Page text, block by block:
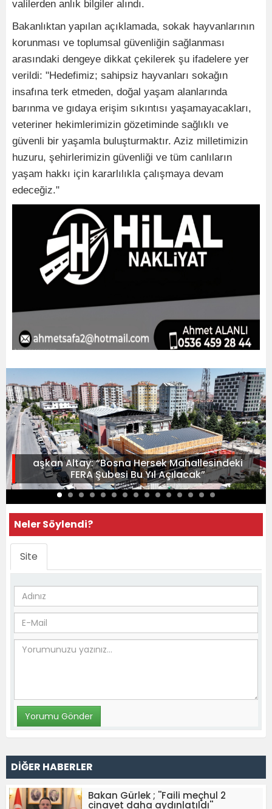
valilerden anlık bilgiler alındı.
Bakanlıktan yapılan açıklamada, sokak hayvanlarının
korunması ve toplumsal güvenliğin sağlanması
arasındaki dengeye dikkat çekilerek şu ifadelere yer
verildi: "Hedefimiz; sahipsiz hayvanları sokağın
insafına terk etmeden, doğal yaşam alanlarında
barınma ve gıdaya erişim sıkıntısı yaşamayacakları,
veteriner hekimlerimizin gözetiminde sağlıklı ve
güvenli bir yaşamla buluşturmaktır. Aziz milletimizin
huzuru, şehirlerimizin güvenliği ve tüm canlıların
yaşam hakkı için kararlılıkla çalışmaya devam
edeceğiz."
aşkan Altay: “Bosna Hersek Mahallesindeki
FERA Şubesi Bu Yıl Açılacak”
Neler Söylendi?
Site
DİĞER HABERLER
Bakan Gürlek ; ''Faili meçhul 2
cinayet daha aydınlatıldı''